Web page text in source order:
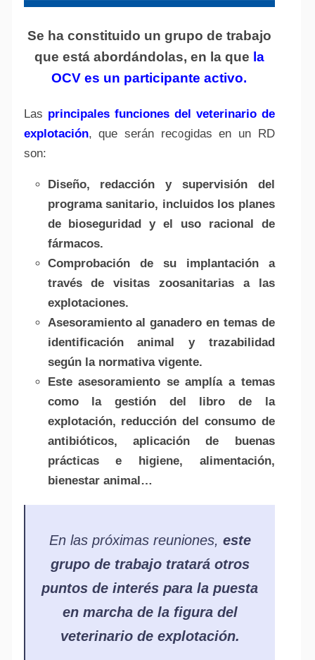
Se ha constituido un grupo de trabajo
que está abordándolas, en la que la
OCV es un participante activo.
Las principales funciones del veterinario de
explotación, que serán recogidas en un RD
son:
Diseño, redacción y supervisión del
programa sanitario, incluidos los planes
de bioseguridad y el uso racional de
fármacos.
Comprobación de su implantación a
través de visitas zoosanitarias a las
explotaciones.
Asesoramiento al ganadero en temas de
identificación animal y trazabilidad
según la normativa vigente.
Este asesoramiento se amplía a temas
como la gestión del libro de la
explotación, reducción del consumo de
antibióticos, aplicación de buenas
prácticas e higiene, alimentación,
bienestar animal…
En las próximas reuniones, este
grupo de trabajo tratará otros
puntos de interés para la puesta
en marcha de la figura del
veterinario de explotación.